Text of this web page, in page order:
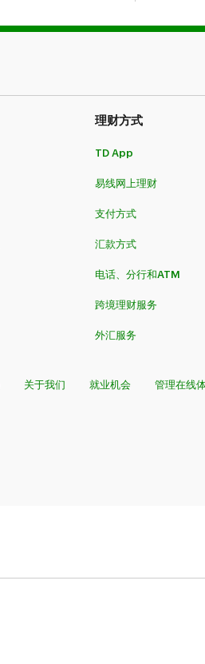
理财方式
TD App
易线网上理财
支付方式
汇款方式
电话、分行和ATM
跨境理财服务
外汇服务
关于我们 就业机会 管理在线